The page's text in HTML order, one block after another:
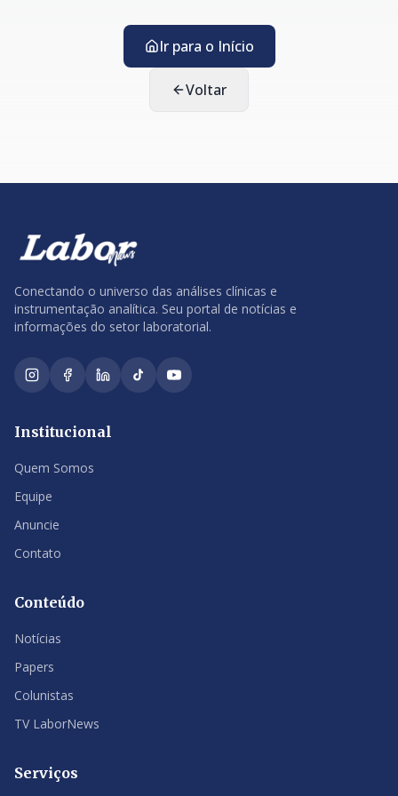
Ir para o Início
Voltar
Conectando o universo das análises clínicas e
instrumentação analítica. Seu portal de notícias e
informações do setor laboratorial.
Institucional
Quem Somos
Equipe
Anuncie
Contato
Conteúdo
Notícias
Papers
Colunistas
TV LaborNews
Serviços